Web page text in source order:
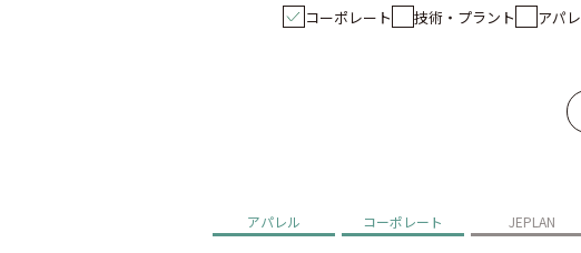
コーポレート 技術・プラント アパ
アパレル コーポレート JEPLAN